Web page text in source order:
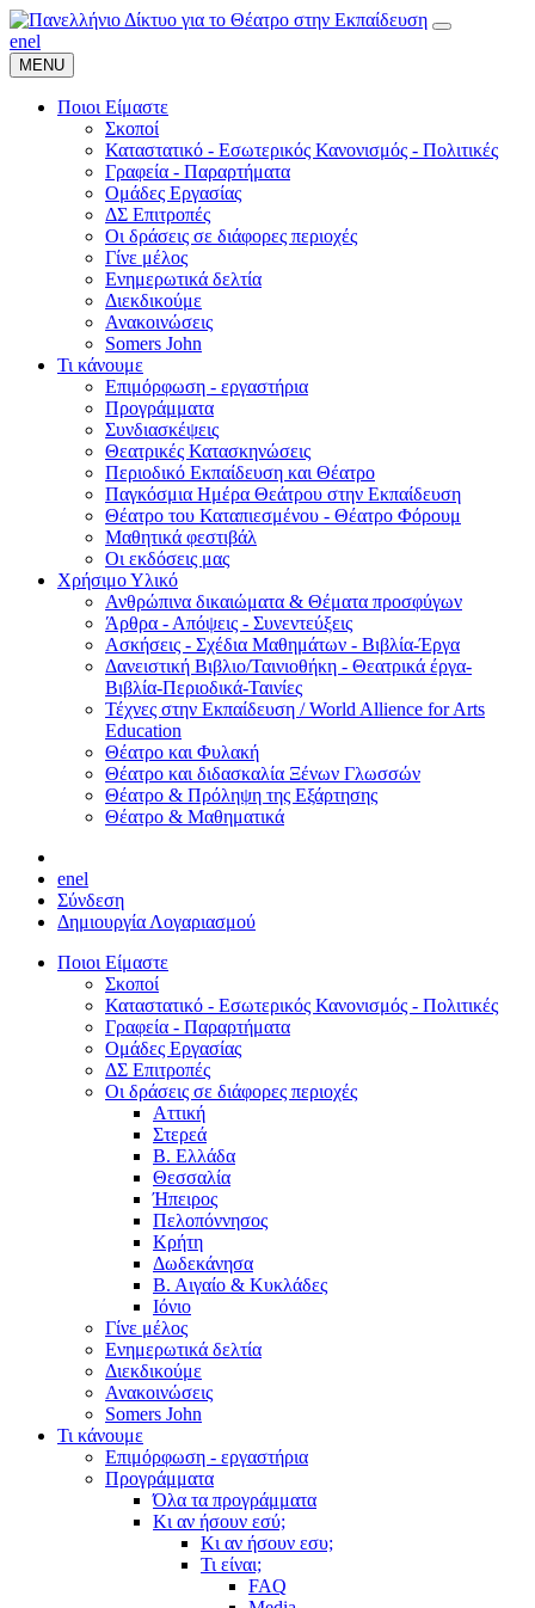
enel
MENU
Ποιοι Είμαστε
Σκοποί
Καταστατικό - Εσωτερικός Κανονισμός - Πολιτικές
Γραφεία - Παραρτήματα
Ομάδες Εργασίας
ΔΣ Επιτροπές
Οι δράσεις σε διάφορες περιοχές
Γίνε μέλος
Ενημερωτικά δελτία
Διεκδικούμε
Ανακοινώσεις
Somers John
Τι κάνουμε
Επιμόρφωση - εργαστήρια
Προγράμματα
Συνδιασκέψεις
Θεατρικές Κατασκηνώσεις
Περιοδικό Εκπαίδευση και Θέατρο
Παγκόσμια Ημέρα Θεάτρου στην Εκπαίδευση
Θέατρο του Καταπιεσμένου - Θέατρο Φόρουμ
Μαθητικά φεστιβάλ
Οι εκδόσεις μας
Χρήσιμο Υλικό
Ανθρώπινα δικαιώματα & Θέματα προσφύγων
Άρθρα - Απόψεις - Συνεντεύξεις
Ασκήσεις - Σχέδια Μαθημάτων - Βιβλία-Έργα
Δανειστική Βιβλιο/Ταινιοθήκη - Θεατρικά έργα-
Βιβλία-Περιοδικά-Ταινίες
Τέχνες στην Εκπαίδευση / World Allience for Arts
Education
Θέατρο και Φυλακή
Θέατρο και διδασκαλία Ξένων Γλωσσών
Θέατρο & Πρόληψη της Εξάρτησης
Θέατρο & Μαθηματικά
enel
Σύνδεση
Δημιουργία Λογαριασμού
Ποιοι Είμαστε
Σκοποί
Καταστατικό - Εσωτερικός Κανονισμός - Πολιτικές
Γραφεία - Παραρτήματα
Ομάδες Εργασίας
ΔΣ Επιτροπές
Οι δράσεις σε διάφορες περιοχές
Αττική
Στερεά
Β. Ελλάδα
Θεσσαλία
Ήπειρος
Πελοπόννησος
Κρήτη
Δωδεκάνησα
Β. Αιγαίο & Κυκλάδες
Ιόνιο
Γίνε μέλος
Ενημερωτικά δελτία
Διεκδικούμε
Ανακοινώσεις
Somers John
Τι κάνουμε
Επιμόρφωση - εργαστήρια
Προγράμματα
Όλα τα προγράμματα
Κι αν ήσουν εσύ;
Κι αν ήσουν εσυ;
Τι είναι;
FAQ